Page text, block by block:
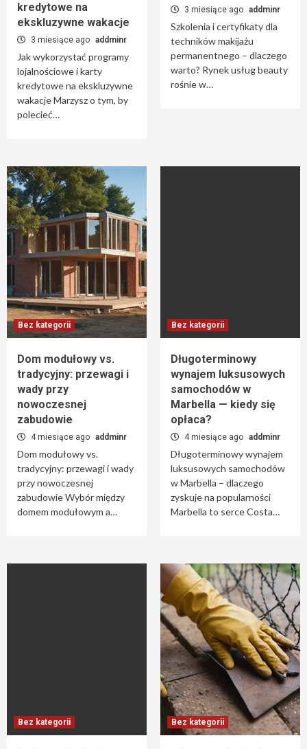
kredytowe na
ekskluzywne wakacje
3 miesiące ago addminr
Jak wykorzystać programy
lojalnościowe i karty
kredytowe na ekskluzywne
wakacje Marzysz o tym, by
polecieć…
3 miesiące ago addminr
Szkolenia i certyfikaty dla
techników makijażu
permanentnego – dlaczego
warto? Rynek usług beauty
rośnie w…
Bez kategorii
Dom modułowy vs.
tradycyjny: przewagi i
wady przy
nowoczesnej
zabudowie
4 miesiące ago addminr
Dom modułowy vs.
tradycyjny: przewagi i wady
przy nowoczesnej
zabudowie Wybór między
domem modułowym a…
Bez kategorii
Długoterminowy
wynajem luksusowych
samochodów w
Marbella — kiedy się
opłaca?
4 miesiące ago addminr
Długoterminowy wynajem
luksusowych samochodów
w Marbella – dlaczego
zyskuje na popularności
Marbella to serce Costa…
Bez kategorii Bez kategorii